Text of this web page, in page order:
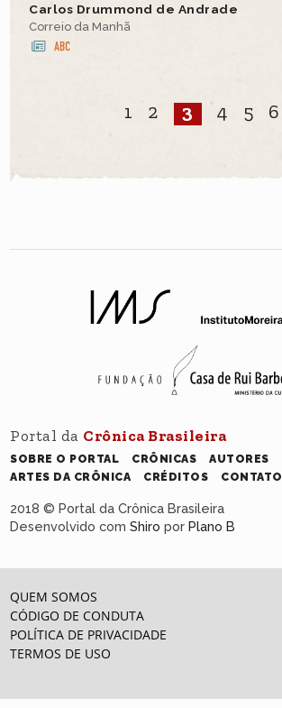
Carlos Drummond de Andrade
Correio da Manhã
1 2 3 4 5 6
Portal da Crônica Brasileira
SOBRE O PORTAL CRÔNICAS AUTORES
ARTES DA CRÔNICA
CRÉDITOS CONTATO
2018 © Portal da Crônica Brasileira
Desenvolvido comShiro porPlano B
QUEM SOMOS
CÓDIGO DE CONDUTA
POLÍTICA DE PRIVACIDADE
TERMOS DE USO